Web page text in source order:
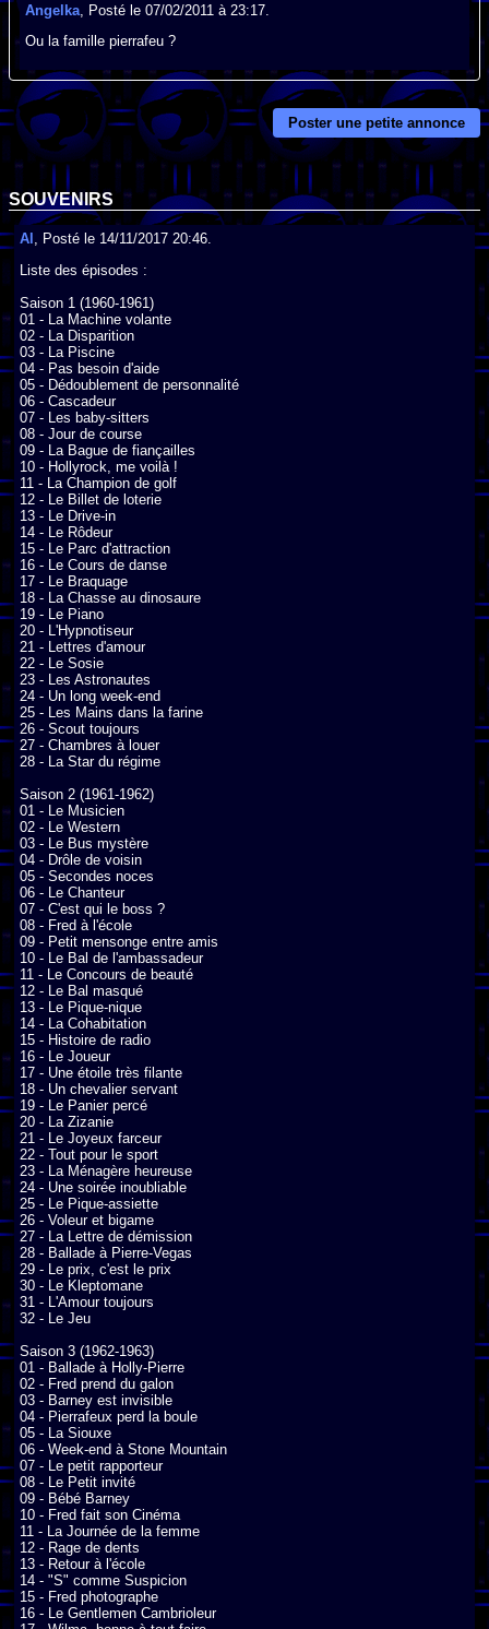
Angelka , Posté le 07/02/2011 à 23:17.
Ou la famille pierrafeu ?
Poster une petite annonce
SOUVENIRS
Al , Posté le 14/11/2017 20:46.
Liste des épisodes :
Saison 1 (1960-1961)
01 - La Machine volante
02 - La Disparition
03 - La Piscine
04 - Pas besoin d'aide
05 - Dédoublement de personnalité
06 - Cascadeur
07 - Les baby-sitters
08 - Jour de course
09 - La Bague de fiançailles
10 - Hollyrock, me voilà !
11 - La Champion de golf
12 - Le Billet de loterie
13 - Le Drive-in
14 - Le Rôdeur
15 - Le Parc d'attraction
16 - Le Cours de danse
17 - Le Braquage
18 - La Chasse au dinosaure
19 - Le Piano
20 - L'Hypnotiseur
21 - Lettres d'amour
22 - Le Sosie
23 - Les Astronautes
24 - Un long week-end
25 - Les Mains dans la farine
26 - Scout toujours
27 - Chambres à louer
28 - La Star du régime
Saison 2 (1961-1962)
01 - Le Musicien
02 - Le Western
03 - Le Bus mystère
04 - Drôle de voisin
05 - Secondes noces
06 - Le Chanteur
07 - C'est qui le boss ?
08 - Fred à l'école
09 - Petit mensonge entre amis
10 - Le Bal de l'ambassadeur
11 - Le Concours de beauté
12 - Le Bal masqué
13 - Le Pique-nique
14 - La Cohabitation
15 - Histoire de radio
16 - Le Joueur
17 - Une étoile très filante
18 - Un chevalier servant
19 - Le Panier percé
20 - La Zizanie
21 - Le Joyeux farceur
22 - Tout pour le sport
23 - La Ménagère heureuse
24 - Une soirée inoubliable
25 - Le Pique-assiette
26 - Voleur et bigame
27 - La Lettre de démission
28 - Ballade à Pierre-Vegas
29 - Le prix, c'est le prix
30 - Le Kleptomane
31 - L'Amour toujours
32 - Le Jeu
Saison 3 (1962-1963)
01 - Ballade à Holly-Pierre
02 - Fred prend du galon
03 - Barney est invisible
04 - Pierrafeux perd la boule
05 - La Siouxe
06 - Week-end à Stone Mountain
07 - Le petit rapporteur
08 - Le Petit invité
09 - Bébé Barney
10 - Fred fait son Cinéma
11 - La Journée de la femme
12 - Rage de dents
13 - Retour à l'école
14 - "S" comme Suspicion
15 - Fred photographe
16 - Le Gentlemen Cambrioleur